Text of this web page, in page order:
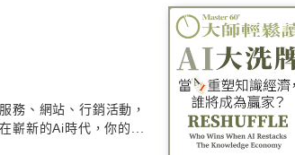
務、網站、行銷活動，
嶄新的Ai時代，你的...